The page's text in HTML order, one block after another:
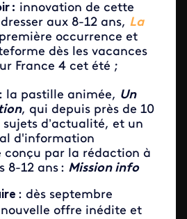
: innovation de cette
aux 8-12 ans, La
occurrence et
dès les vacances
France 4 cet été ;
: la pastille animée, Un
, qui depuis près de 10
sujets d’actualité, et un
d'information
conçu par la rédaction à
8-12 ans : Mission info
: dès septembre
offre inédite et